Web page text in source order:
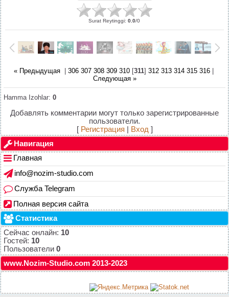
Surat Reytinggi: 0.0/0
« Предыдущая| 306 307 308 309 310[311] 312 313 314 315 316|
Следующая »
Hamma Izohlar: 0
Добавлять комментарии могут только зарегистрированные
пользователи.
[ Регистрация Вход ]
Навигация
Главная
info@nozim-studio.com
Служба Telegram
Полная версия сайта
Статистика
Сейчас онлайн: 10
Гостей: 10
Пользователи 0
www.Nozim-Studio.com 2013-2023